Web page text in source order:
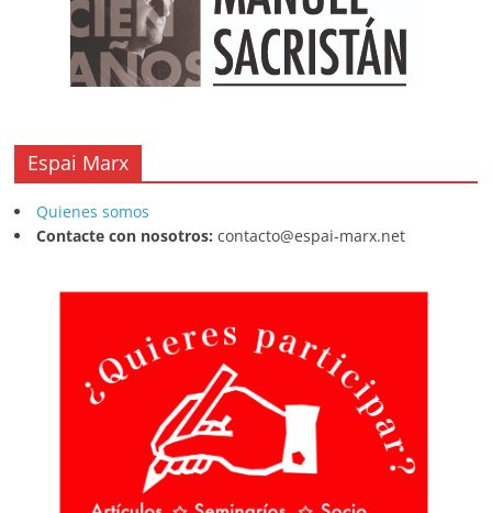
Espai Marx
Quienes somos
Contacte con nosotros: contacto@espai-marx.net